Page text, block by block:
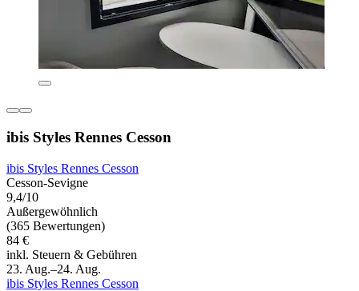
ibis Styles Rennes Cesson
ibis Styles Rennes Cesson
Cesson-Sevigne
9,4/10
Außergewöhnlich
(365 Bewertungen)
84 €
inkl. Steuern & Gebühren
23. Aug.–24. Aug.
ibis Styles Rennes Cesson